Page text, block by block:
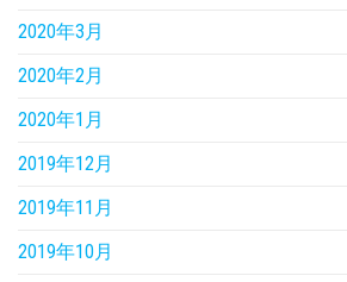
2020年3月
2020年2月
2020年1月
2019年12月
2019年11月
2019年10月